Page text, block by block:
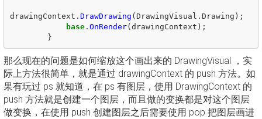
drawingContext . DrawDrawing (DrawingVisual . Drawing );
base. OnRender(drawingContext );
}
那么现在的问题是如何缩放这个画出来的 DrawingVisual ，实
际上方法很简单，就是通过 drawingContext 的 push 方法。如
果有玩过 ps 就知道，在 ps 有图层，使用 DrawingContext 的
push 方法就是创建一个图层，而且做的变换都是对这个图层
做变换，在使用 push 创建图层之后需要使用 pop 把图层画进